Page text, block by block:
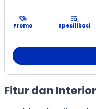
Promo Spesifikasi
Fitur dan Interior